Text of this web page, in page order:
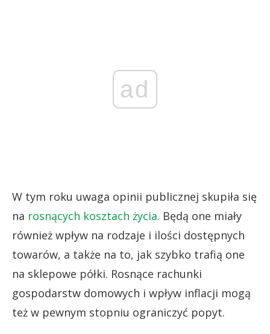
ad
W tym roku uwaga opinii publicznej skupiła się
na rosnących kosztach życia. Będą one miały
również wpływ na rodzaje i ilości dostępnych
towarów, a także na to, jak szybko trafią one
na sklepowe półki. Rosnące rachunki
gospodarstw domowych i wpływ inflacji mogą
też w pewnym stopniu ograniczyć popyt.